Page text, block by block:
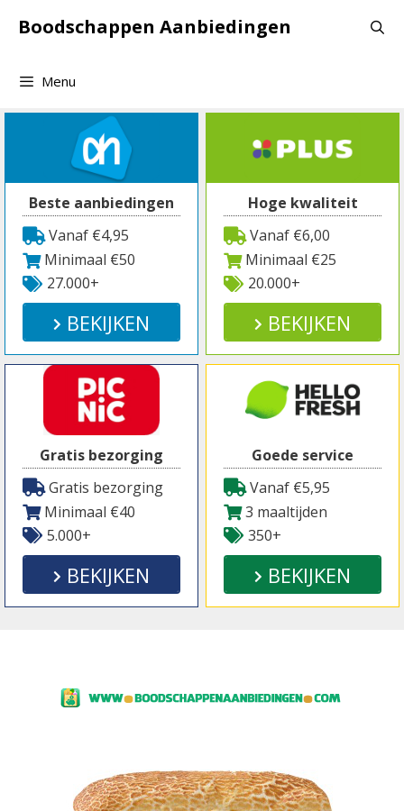
naarBoodschappen Aanbiedingen
Menu
Beste aanbiedingen
Vanaf €4,95
Minimaal €50
27.000+
BEKIJKEN
Hoge kwaliteit
Vanaf €6,00
Minimaal €25
20.000+
BEKIJKEN
Gratis bezorging
Gratis bezorging
Minimaal €40
5.000+
BEKIJKEN
Goede service
Vanaf €5,95
3 maaltijden
350+
BEKIJKEN